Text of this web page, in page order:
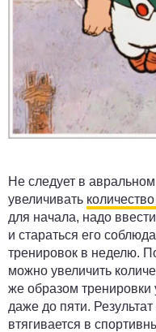
Не следует в
увеличивать
для начала, надо
и стараться его
тренировок в неделю.
можно увеличить
же образом тренировки
даже до пяти.
втягивается в